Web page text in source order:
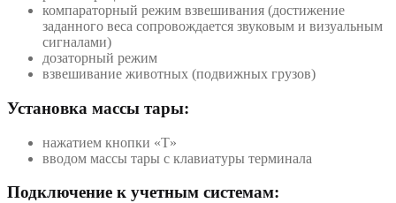
компараторный режим взвешивания (достижение
заданного веса сопровождается звуковым и визуальным
сигналами)
дозаторный режим
взвешивание животных (подвижных грузов)
Установка массы тары:
нажатием кнопки «T»
вводом массы тары с клавиатуры терминала
Подключение к учетным системам: